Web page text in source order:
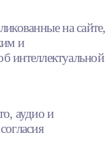
на сайте,
и
интеллектуальной
аудио и